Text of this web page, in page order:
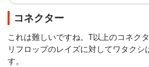
コネクター
これは難しいですね。T以上のコネク
リフロップのレイズに対してワタクシ
す。